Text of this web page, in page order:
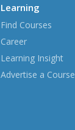
Learning
Find Courses
Career
Learning Insight
Advertise a Course